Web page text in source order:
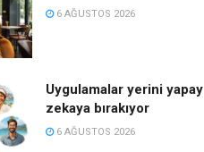
6 AĞUSTOS 2026
Uygulamalar yerini yapay
zekaya bırakıyor
6 AĞUSTOS 2026